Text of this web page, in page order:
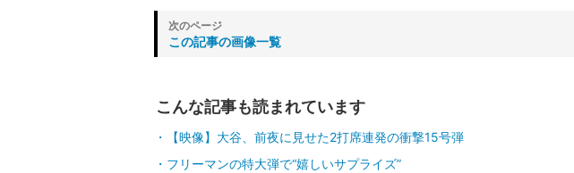
この記事の画像一覧
こんな記事も読まれています
【映像】大谷、前夜に見せた2打席連発の衝撃15号弾
フリーマンの特大弾で“嬉しいサプライズ”